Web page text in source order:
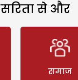
सरिता से और
समाज